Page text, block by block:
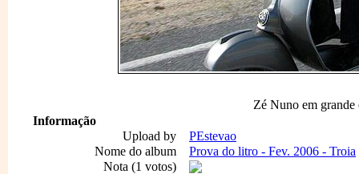
Zé Nuno em grande
Informação
Upload by
PEstevao
Nome do album
Prova do litro - Fev. 2006 - Troia
Nota (1 votos)